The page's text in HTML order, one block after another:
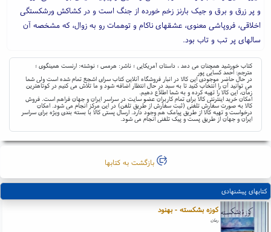
و پر زرق و برق و جیک بارنز زخم خورده از جنگ است و در کشاکش ورشکستگی
اخلاقی، فروپاشی معنوی، عشقهای ناکام و توهمات رو به زوال، که مشخصه آن
سالهای پر تب و تاب بود.
کتاب خورشید همچنان می دمد ، داستان آمریکایی ؛ ناشر: هرمس ؛ نوشته: ارنست همینگوی ؛
مترجم: احمد کسایی پور
در حال حاضر موجودی این کالا در انبار فروشگاه آنلاین کتاب سرای اشجع تمام شده است ولی شما
می توانید آن را انتخاب کنید تا به سبد در حال انتظار اضافه شود و ما تلاش می کنیم در کوتاهترین
زمان، این کالا را تهیه کرده و به شما اطلاع دهیم.
امکان خرید اینترنتی کالا برای تمام کاربران عضو سایت در سراسر ایران و جهان فراهم است. فروش
کالا به صورت سفارش تلفنی (ثبت سفارش از طریق تلفن) در این مرکز انجام می شود. امکان
درخواست و تهیه کالا از طریق پیامک هم وجود دارد. ارسال پستی کالا با بسته بندی ویژه برای سراسر
ایران و جهان از طریق پست و پیک تلفنی انجام می شود.
بازگشت به کتابها
کتابهای پیشنهادی
کوزه بشکسته - بهنود
رمان